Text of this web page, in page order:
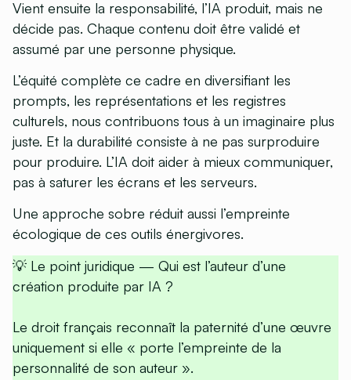
Vient ensuite la responsabilité, l’IA produit, mais ne
décide pas. Chaque contenu doit être validé et
assumé par une personne physique.
L’équité complète ce cadre en diversifiant les
prompts, les représentations et les registres
culturels, nous contribuons tous à un imaginaire plus
juste. Et la durabilité consiste à ne pas surproduire
pour produire. L’IA doit aider à mieux communiquer,
pas à saturer les écrans et les serveurs.
Une approche sobre réduit aussi l’empreinte
écologique de ces outils énergivores.
💡 Le point juridique — Qui est l’auteur d’une
création produite par IA ?
Le droit français reconnaît la paternité d’une œuvre
uniquement si elle « porte l’empreinte de la
personnalité de son auteur ».